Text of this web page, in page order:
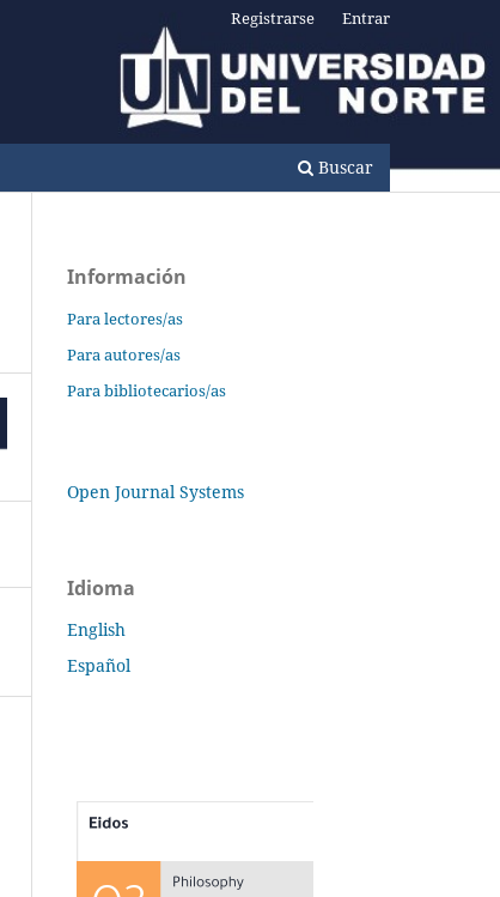
Buscar
Registrarse Entrar
Información
Para lectores/as
Para autores/as
Para bibliotecarios/as
Open Journal Systems
Idioma
English
Español